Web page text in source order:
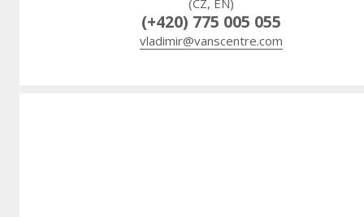
(+420) 775 005 055
vladimir@vanscentre.com